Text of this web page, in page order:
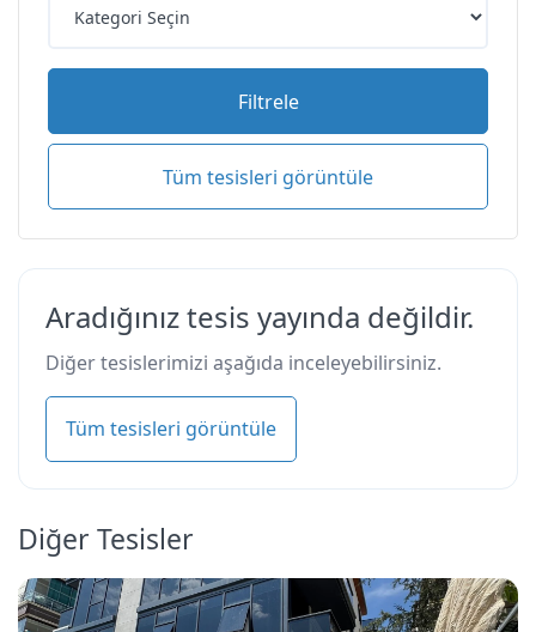
Filtrele
Tüm tesisleri görüntüle
Aradığınız tesis yayında değildir.
Diğer tesislerimizi aşağıda inceleyebilirsiniz.
Tüm tesisleri görüntüle
Diğer Tesisler